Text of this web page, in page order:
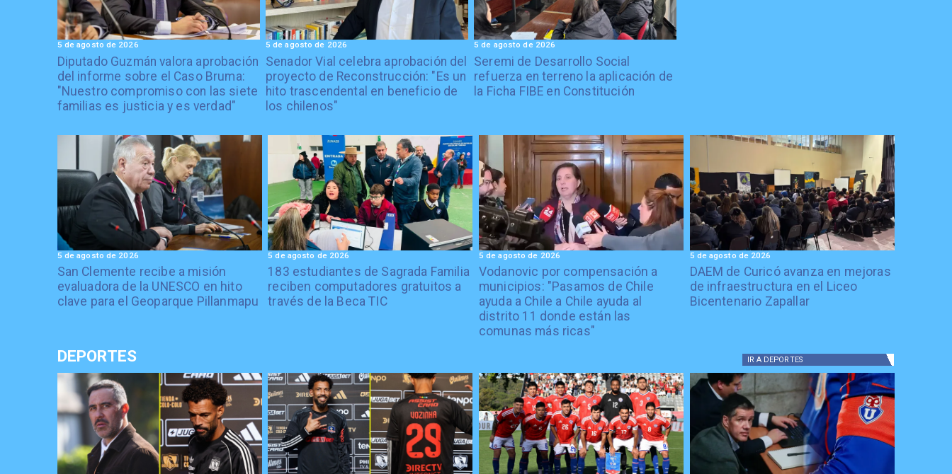
Diputado Guzmán valora aprobación
del informe sobre el Caso Bruma:
"Nuestro compromiso con las siete
familias es justicia y es verdad"
5 de agosto de 2026
Senador Vial celebra aprobación del
proyecto de Reconstrucción: "Es un
hito trascendental en beneficio de
los chilenos"
5 de agosto de 2026
Seremi de Desarrollo Social
refuerza en terreno la aplicación de
la Ficha FIBE en Constitución
5 de agosto de 2026
San Clemente recibe a misión
evaluadora de la UNESCO en hito
clave para el Geoparque Pillanmapu
5 de agosto de 2026
183 estudiantes de Sagrada Familia
reciben computadores gratuitos a
través de la Beca TIC
5 de agosto de 2026
Vodanovic por compensación a
municipios: "Pasamos de Chile
ayuda a Chile a Chile ayuda al
distrito 11 donde están las
comunas más ricas"
5 de agosto de 2026
DAEM de Curicó avanza en mejoras
de infraestructura en el Liceo
Bicentenario Zapallar
5 de agosto de 2026
DEPORTES IR A DEPORTES